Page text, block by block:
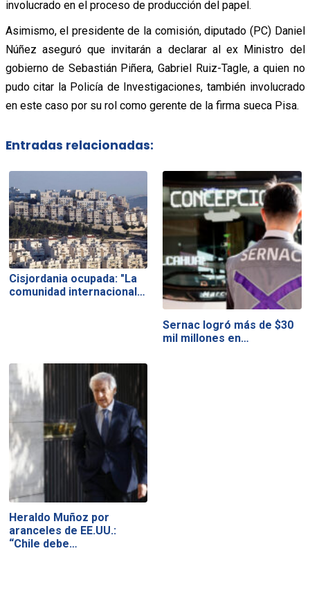
involucrado en el proceso de producción del papel.
Asimismo, el presidente de la comisión, diputado (PC) Daniel
Núñez aseguró que invitarán a declarar al ex Ministro del
gobierno de Sebastián Piñera, Gabriel Ruiz-Tagle, a quien no
pudo citar la Policía de Investigaciones, también involucrado
en este caso por su rol como gerente de la firma sueca Pisa.
Entradas relacionadas:
Cisjordania ocupada: "La
comunidad internacional…
Sernac logró más de $30
mil millones en…
Heraldo Muñoz por
aranceles de EE.UU.:
“Chile debe…